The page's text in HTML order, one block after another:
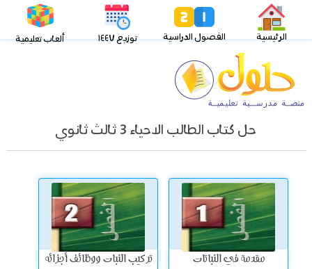
الرئيسية الفصول الدراسية توزيع ١٤٤٧ ألعاب تعليمية
حل كتاب الطالب الاحياء 3 ثالث ثانوي
مقدمة في النباتات تركيب النبات ووظائف أجزائه